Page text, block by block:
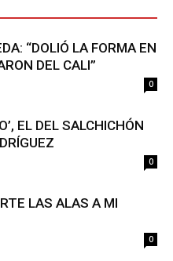
“DOLIÓ LA FORMA EN
DEL CALI”
0
EL DEL SALCHICHÓN
0
LAS ALAS A MI
0